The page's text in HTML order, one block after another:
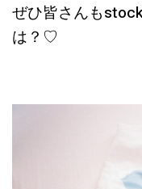
ぜひ皆さんも
は？♡